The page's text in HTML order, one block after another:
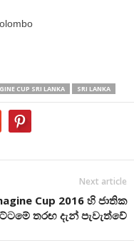
CUP SRI LANKA SRI LANKA
Next article
Cup 2016 හි ජාතික
තරඟ දැන් පැවැත්වේ